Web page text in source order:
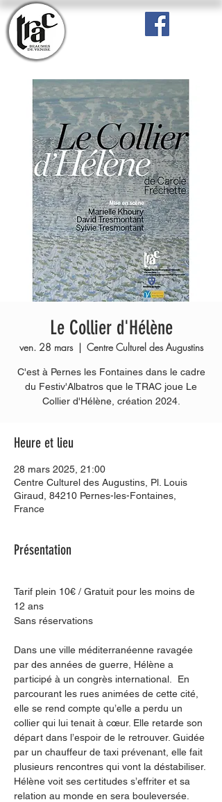
Le Collier d'Hélène
ven. 28 mars
  |
Centre Culturel des Augustins
C'est à Pernes les Fontaines dans le cadre
du Festiv'Albatros que le TRAC joue Le
Heure et lieu
28 mars 2025, 21:00
Centre Culturel des Augustins, Pl. Louis
Giraud, 84210 Pernes-les-Fontaines,
France
Présentation
Tarif plein 10€ / Gratuit pour les moins de
12 ans
Sans réservations
Dans une ville méditerranéenne ravagée
par des années de guerre, Hélène a
participé à un congrès international.  En
parcourant les rues animées de cette cité,
elle se rend compte qu’elle a perdu un
collier qui lui tenait à cœur. Elle retarde son
départ dans l’espoir de le retrouver. Guidée
par un chauffeur de taxi prévenant, elle fait
plusieurs rencontres qui vont la déstabiliser.
Hélène voit ses certitudes s’effriter et sa
relation au monde en sera bouleversée.